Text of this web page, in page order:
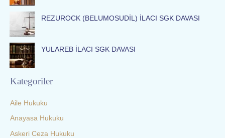
REZUROCK (BELUMOSUDİL) İLACI SGK DAVASI
YULAREB İLACI SGK DAVASI
Kategoriler
Aile Hukuku
Anayasa Hukuku
Askeri Ceza Hukuku